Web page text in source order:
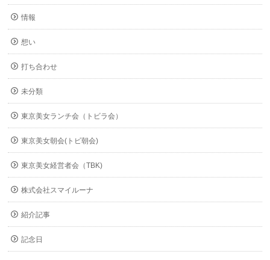
情報
想い
打ち合わせ
未分類
東京美女ランチ会（トビラ会）
東京美女朝会(トビ朝会)
東京美女経営者会（TBK)
株式会社スマイルーナ
紹介記事
記念日